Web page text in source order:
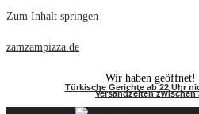
Zum Inhalt springen
zamzampizza.de
Wir haben geöffnet!
Türkische Gerichte ab 22 Uhr
Versandzeiten zwischen